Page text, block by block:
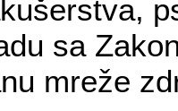
sa
mreže